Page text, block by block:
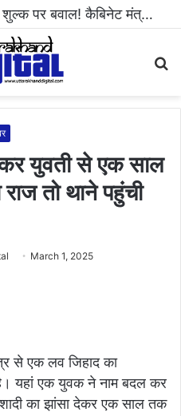
नैनीताल में टू-व्हीलर प्रवेश शुल्क पर बवाल! कैबिनेट मंत्री राम सिंह कैड़ा ने रुकवाई वसूली..
युवती से एक साल
तो थाने पहुंची
March 1, 2025
से एक लव जिहाद का
यहां एक युवक ने नाम बदल कर
का झांसा देकर एक साल तक